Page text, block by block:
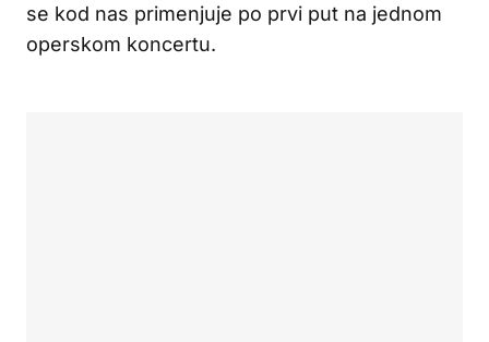
se kod nas primenjuje po prvi put na jednom
operskom koncertu.